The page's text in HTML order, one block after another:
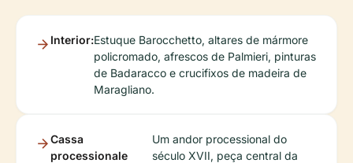
Interior:Estuque Barocchetto, altares de mármore
policromado, afrescos de Palmieri, pinturas
de Badaracco e crucifixos de madeira de
Maragliano.
Cassa
processionale
Um andor processional do
século XVII, peça central da